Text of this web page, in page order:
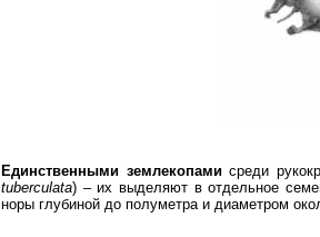
Единственными землекопамисреди
tuberculata) – их выделяют в отдельное
норы глубиной до полуметра и диаметром